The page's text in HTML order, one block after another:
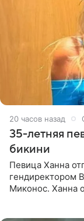
20 часов назад
35-летняя
бикини
Певица Ханна
гендиректором
Миконос. Ханна